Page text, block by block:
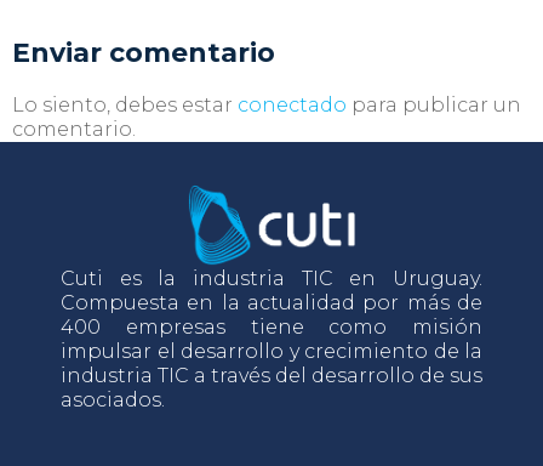
Enviar comentario
Lo siento, debes estar conectado para publicar un
comentario.
Cuti es la industria TIC en Uruguay.
Compuesta en la actualidad por más de
400 empresas tiene como misión
impulsar el desarrollo y crecimiento de la
industria TIC a través del desarrollo de sus
asociados.